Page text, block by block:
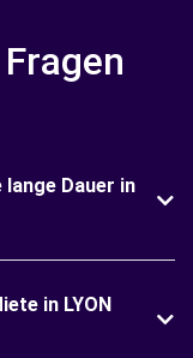
Dauer in
in LYON